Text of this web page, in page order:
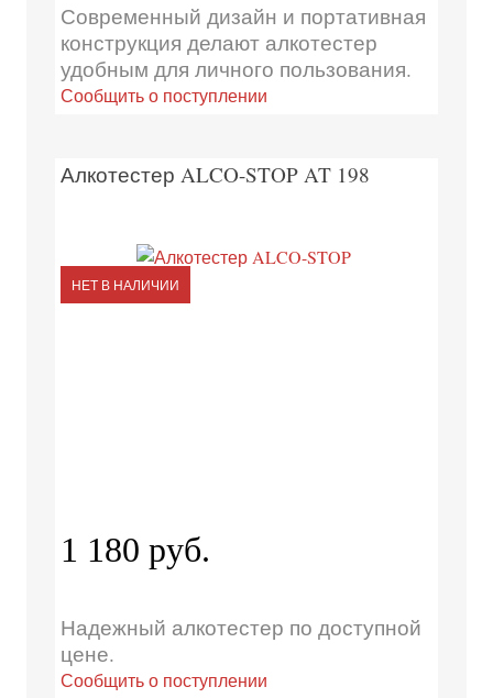
Современный дизайн и портативная
конструкция делают алкотестер
удобным для личного пользования.
Сообщить о поступлении
Алкотестер ALCO-STOP AT 198
НЕТ В НАЛИЧИИ
1 180 руб.
Надежный алкотестер по доступной
цене.
Сообщить о поступлении